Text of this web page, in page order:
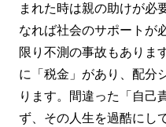
まれた時は親の助けが必
なれば社会のサポートが
限り不測の事故もありま
に「税金」があり、配分
ります。間違った「自己
ず、その人生を過酷にし